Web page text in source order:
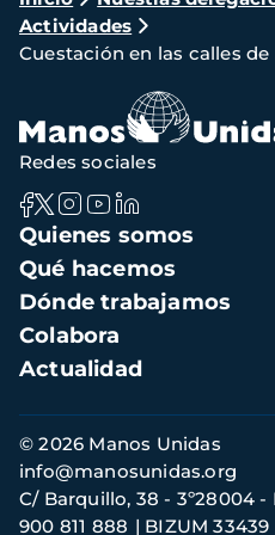
de
navegación
Actividades
Cuestación en las calles de
Navegación
principal
Quienes somos
Qué hacemos
Dónde trabajamos
Colabora
Actualidad
Redes sociales
Información
de
contacto
© 2026 Manos Unidas
C/ Barquillo, 38 - 3º28004 -
900 811 888
BIZUM 33439
info@manosunidas.org